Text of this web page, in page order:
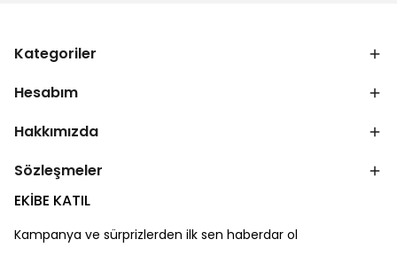
Kategoriler
Hesabım
Hakkımızda
Sözleşmeler
EKİBE KATIL
Kampanya ve sürprizlerden ilk sen haberdar ol